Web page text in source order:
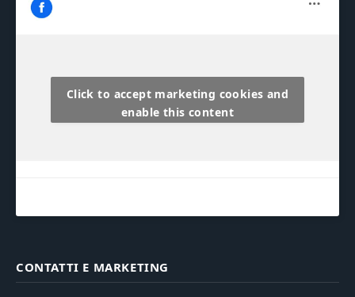
Click to accept marketing cookies and
enable this content
CONTATTI E MARKETING